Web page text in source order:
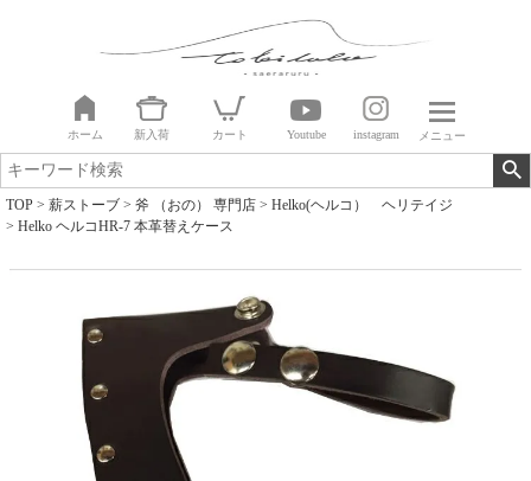
ホーム 新入荷 カート Youtube instagram メニュー
TOP 薪ストーブ 斧 （おの） 専門店
Helko(ヘルコ） ヘリテイジ
Helko ヘルコHR-7 本革替えケース